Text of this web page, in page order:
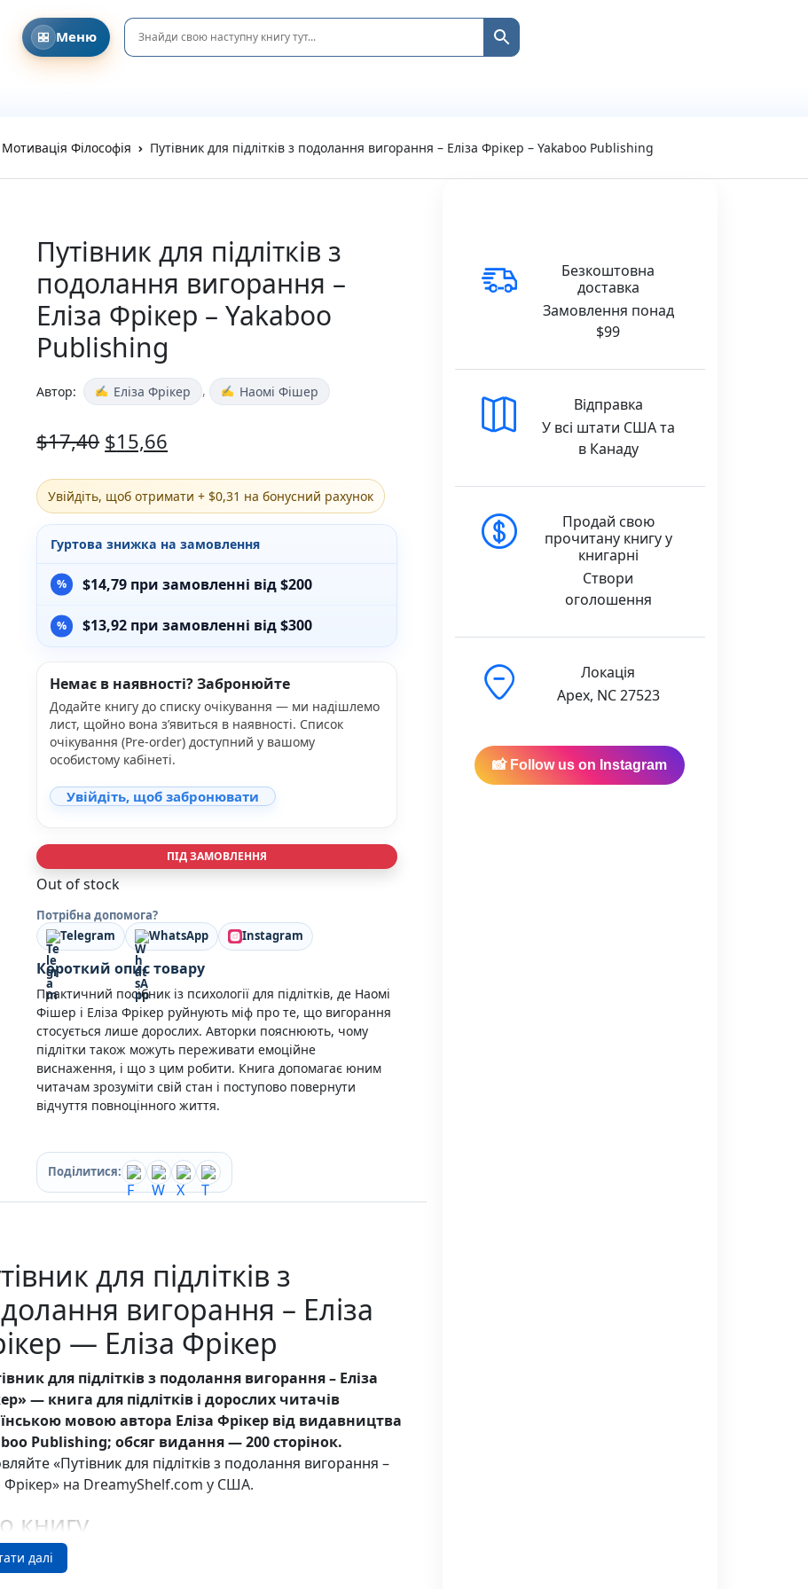
Меню
Головна
Блог та Новини
Refund and Returns Policy
Усі книги
Новинки
Очікувані новинки
Акційні пропозиції
Подарунки та аксесуари
Пазли
Вітальні листівки
Подарункові елементи
На день народження
На День Валентина
Книги для дорослих
Українська класика
Сучасна українська проза
Світова класика
Поезія та драматургія
Детективи
Жахи та трилери
Саморозвиток, мотивація, філософія
Історія Наука Політологія
Батьківство та виховання
Книги про Україну
Біографічні твори
Біблії
Духовна література
Кулінарія
Зарубіжні письменники
Різдвяні / Зимові
Книги для дітей
Віммельбухи
Казки Вірші Оповідання
Книги з наліпками
Вчимося читати
Прописи для дітей
Багаторазові прописи / Книги на липучках
Книги для першого читання
Самостійне читання (6+)
Книги для читання 10+
Розмальовки та Аплікації
Енциклопедії
Розвивальні та пізнавальні книги
Книги про Україну
Ігри для дітей
Каталог авторів
Жанри
Тематичні підбірки
Love story mood: підбірка книжок для неї
Подарунок для нього
Біографії що надихають
Історії сильних жінок
Книжкові історії на екрані
Прокачай себе
Розпродаж пошкоджених книг
Вживані книги
Подарункові книги
Канцтовари
Філософія Путівник для підлітків з подолання вигорання – Еліза Фрікер – Yakaboo Publishing
Путівник для підлітків з
подолання вигорання –
Еліза Фрікер – Yakaboo
Publishing
Автор: Еліза Фрікер , Наомі Фішер
$17,40 $15,66
Увійдіть, щоб отримати + $0,31 на бонусний рахунок
Гуртова знижка на замовлення
$14,79при замовленні від $200
$13,92при замовленні від $300
Немає в наявності? Забронюйте
Додайте книгу до списку очікування — ми надішлемо
лист, щойно вона з’явиться в наявності. Список
очікування (Pre-order) доступний у вашому
особистому кабінеті.
Увійдіть, щоб забронювати
ПІД ЗАМОВЛЕННЯ
Out of stock
Потрібна допомога?
Telegram
WhatsApp Instagram
Короткий опис товару
Практичний посібник із психології для підлітків, де Наомі
Фішер і Еліза Фрікер руйнують міф про те, що вигорання
стосується лише дорослих. Авторки пояснюють, чому
підлітки також можуть переживати емоційне
виснаження, і що з цим робити. Книга допомагає юним
читачам зрозуміти свій стан і поступово повернути
відчуття повноцінного життя.
Поділитися:
для підлітків з
вигорання – Еліза
— Еліза Фрікер
для підлітків з подолання вигорання – Еліза
— книга для підлітків і дорослих читачів
мовою автора Еліза Фрікер від видавництва
Publishing; обсяг видання — 200 сторінок.
«Путівник для підлітків з подолання вигорання –
Фрікер» на DreamyShelf.com у США.
книгу
посібник із психології для підлітків, де Наомі
і Еліза Фрікер руйнують міф про те, що вигорання
далі
Безкоштовна
доставка
Замовлення понад
$99
Відправка
У всі штати США та
в Канаду
Продай свою
прочитану книгу у
книгарні
Створи
оголошення
Локація
Apex, NC 27523
📸 Follow us on Instagram